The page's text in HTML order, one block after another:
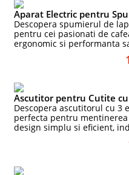
Aparat Electric pentru
Descopera spumierul de
pentru cei pasionati de
ergonomic si performanta
Ascutitor pentru Cutite cu
Descopera ascutitorul cu 3
perfecta pentru
design simplu si eficient,